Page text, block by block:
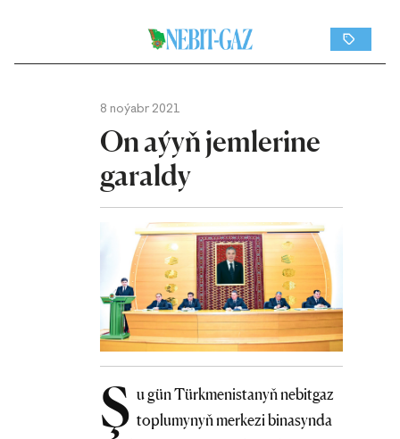
8 noýabr 2021
On aýyň jemlerine
garaldy
Ş u gün Türkmenistanyň nebitgaz
toplumynyň merkezi binasynda